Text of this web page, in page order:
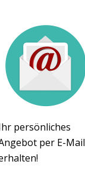
persönliches
per E-Mail